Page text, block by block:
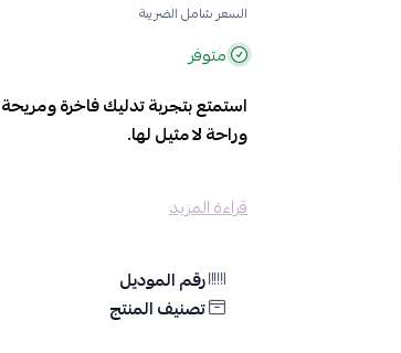
السعر شامل الضريبة
متوفر
استمتع بتجربة تدليك فاخرة
وراحة لا مثيل لها.
ترطيب فعّال:
تخفيف التوتر والإجهاد:
يساعد
للاستخدام بعد يوم طويل من العمل
قراءة المزيد
رقم الموديل
تصنيف المنتج